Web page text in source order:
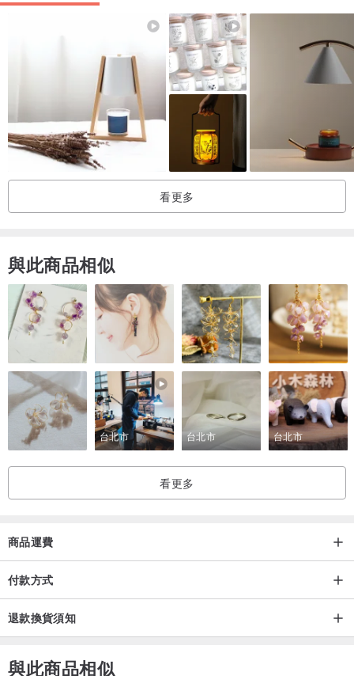
看更多
與此商品相似
台北市 台北市 台北市
看更多
商品運費
付款方式
退款換貨須知
與此商品相似